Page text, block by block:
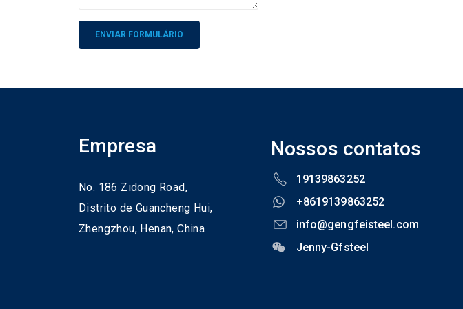
Empresa
No. 186 Zidong Road,
Distrito de Guancheng Hui,
Zhengzhou, Henan,China
Nossos contatos
19139863252
+8619139863252
info@gengfeisteel.com
Jenny-Gfsteel